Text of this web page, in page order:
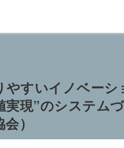
すいイノベーシ
現”のシステム
）